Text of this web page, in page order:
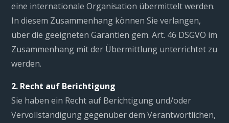
eine internationale Organisation übermittelt werden.
In diesem Zusammenhang können Sie verlangen,
über die geeigneten Garantien gem. Art. 46 DSGVO im
Zusammenhang mit der Übermittlung unterrichtet zu
werden.
2. Recht auf Berichtigung
Sie haben ein Recht auf Berichtigung und/oder
Vervollständigung gegenüber dem Verantwortlichen,